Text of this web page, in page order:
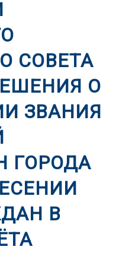
СОВЕТА
О
ЗВАНИЯ
ГОРОДА
В